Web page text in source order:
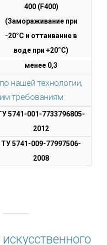
400 (F400)
(Замораживание при
-20°С и оттаивание в
воде при +20°С)
менее 0,3
нашей технологии,
требованиям:
5741-001-7733796805-
2012
ТУ 5741-009-77997506-
2008